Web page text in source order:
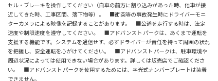
セル・ブレーキを操作してください（自車の前方に割り込みがあった時、他車が接
近してきた時、工事区間、落下物等）。 ■衝突等の事故発生時にドライバーモニ
ターカメラによる映像を記録することがあります。 ■公道を走行する時は、法定
速度や制限速度を遵守してください。 ■アドバンスト パークは、あくまで運転を
支援する機能です。システムを過信せず、必ずドライバーが責任を持って周囲の状況
を把握し、安全運転を心がけてください。 ■アドバンスト パークは、駐車環境や
周辺状況によっては使用できない場合があります。詳しくは販売店でご確認くださ
い。 ■アドバンスト パークを使用するためには、字光式ナンバープレートは装着
できません。